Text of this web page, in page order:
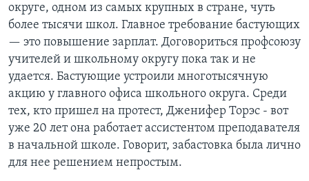
округе, одном из самых крупных в стране, чуть
более тысячи школ. Главное требование бастующих
— это повышение зарплат. Договориться профсоюзу
учителей и школьному округу пока так и не
удается. Бастующие устроили многотысячную
акцию у главного офиса школьного округа. Среди
тех, кто пришел на протест, Дженифер Торэс - вот
уже 20 лет она работает ассистентом преподавателя
в начальной школе. Говорит, забастовка была лично
для нее решением непростым.